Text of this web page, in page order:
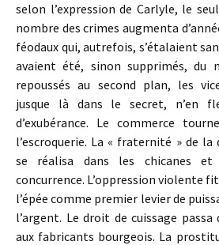
selon l’expression de Carlyle, le
nombre des crimes augmenta
féodaux qui, autrefois, s’étalaient
avaient été, sinon supprimés, du
repoussés au second plan, les
jusque là dans le secret, n’en
d’exubérance. Le commerce
l’escroquerie. La « fraternité » de
se réalisa dans les chicanes
concurrence. L’oppression violente
l’épée comme premier levier de
l’argent. Le droit de cuissage passa
aux fabricants bourgeois. La